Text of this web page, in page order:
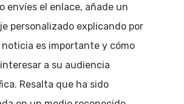
envíes el enlace, añade un
personalizado explicando por
es importante y cómo
a su audiencia
Resalta que ha sido